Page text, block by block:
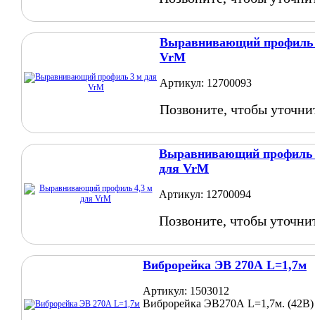
Выравнивающий профиль
VrM
Артикул: 12700093
Позвоните, чтобы
Выравнивающий профиль
для VrM
Артикул: 12700094
Позвоните, чтобы
Виброрейка ЭВ 270А L=1,7м
Артикул: 1503012
Виброрейка ЭВ270А L=1,7м. (42В)